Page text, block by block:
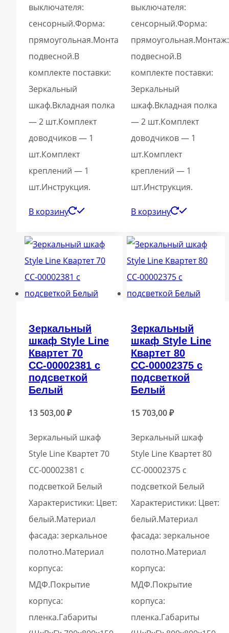
выключателя:
сенсорный.Форма:
прямоугольная.Монтаж:
подвесной.В
комплекте поставки:
Зеркальный
шкаф.Вкладная полка
— 2 шт.Комплект
доводчиков — 1
шт.Комплект
креплений — 1
шт.Инструкция.
В корзину
выключателя:
сенсорный.Форма:
прямоугольная.Монтаж:
подвесной.В
комплекте поставки:
Зеркальный
шкаф.Вкладная полка
— 2 шт.Комплект
доводчиков — 1
шт.Комплект
креплений — 1
шт.Инструкция.
В корзину
Зеркальный
шкаф Style Line
Квартет 70
СС-00002381 с
подсветкой
Белый
13 503,00₽
Зеркальный шкаф
Style Line Квартет 70
СС-00002381 с
подсветкой Белый
Характеристики: Цвет:
белый.Материал
фасада: зеркальное
полотно.Материал
корпуса:
МДФ.Покрытие
корпуса:
пленка.Габариты
Зеркальный
шкаф Style Line
Квартет 80
СС-00002375 с
подсветкой
Белый
15 703,00₽
Зеркальный шкаф
Style Line Квартет 80
СС-00002375 с
подсветкой Белый
Характеристики: Цвет:
белый.Материал
фасада: зеркальное
полотно.Материал
корпуса:
МДФ.Покрытие
корпуса:
пленка.Габариты